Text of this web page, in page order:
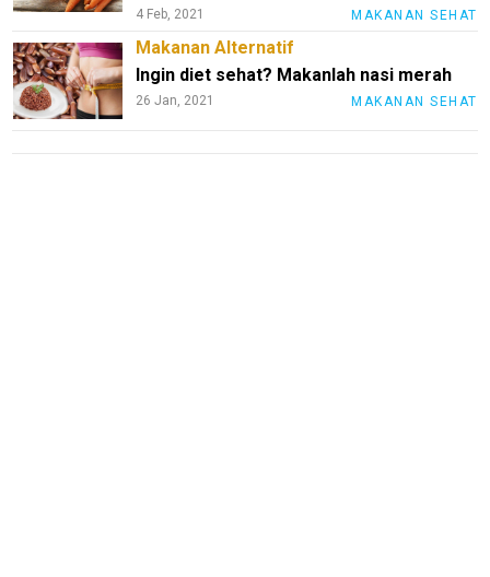
4 Feb, 2021 MAKANAN SEHAT
Makanan Alternatif
Ingin diet sehat? Makanlah nasi merah
26 Jan, 2021 MAKANAN SEHAT
jawabarat